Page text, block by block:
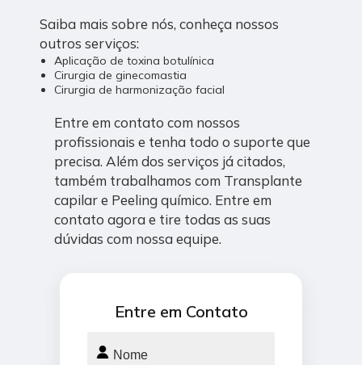
Saiba mais sobre nós, conheça nossos
outros serviços:
Aplicação de toxina botulínica
Cirurgia de ginecomastia
Cirurgia de harmonização facial
Entre em contato com nossos
profissionais e tenha todo o suporte que
precisa. Além dos serviços já citados,
também trabalhamos com Transplante
capilar e Peeling químico. Entre em
contato agora e tire todas as suas
dúvidas com nossa equipe.
Entre em Contato